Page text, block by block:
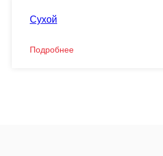
Сухой
Подробнее